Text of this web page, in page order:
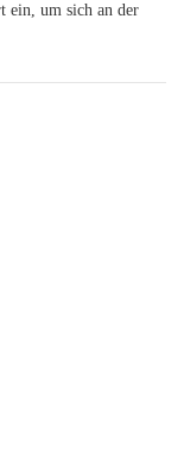
ein, um sich an der